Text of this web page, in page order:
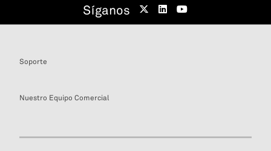
Síganos
Soporte
Nuestro Equipo Comercial